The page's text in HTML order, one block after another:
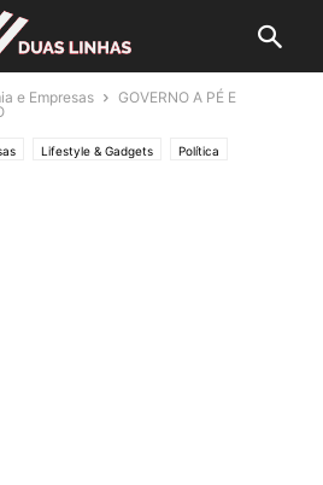
e Empresas
GOVERNO A PÉ E
Lifestyle & Gadgets Política